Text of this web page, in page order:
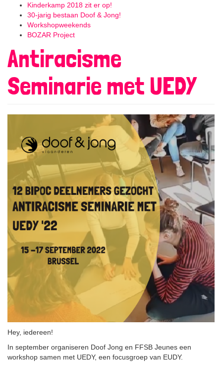
Kinderkamp 2018 zit er op!
30-jarig bestaan Doof & Jong!
Workshopweekends
BOZAR Project
Antiracisme
Seminarie met UEDY
Hey, iedereen!
In september organiseren Doof Jong en FFSB Jeunes een
workshop samen met UEDY, een focusgroep van EUDY.